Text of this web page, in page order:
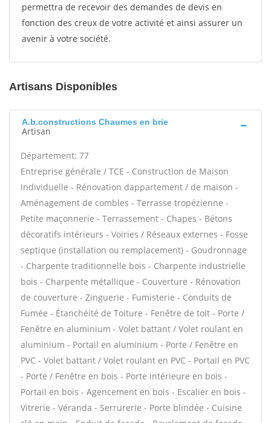
permettra de recevoir des demandes de devis en
fonction des creux de votre activité et ainsi assurer un
avenir à votre société.
Artisans Disponibles
A.b.constructions Chaumes en brie
Artisan
Département: 77
Entreprise générale / TCE - Construction de Maison
Individuelle - Rénovation dappartement / de maison -
Aménagement de combles - Terrasse tropézienne -
Petite maçonnerie - Terrassement - Chapes - Bétons
décoratifs intérieurs - Voiries / Réseaux externes - Fosse
septique (installation ou remplacement) - Goudronnage
- Charpente traditionnelle bois - Charpente industrielle
bois - Charpente métallique - Couverture - Rénovation
de couverture - Zinguerie - Fumisterie - Conduits de
Fumée - Étanchéité de Toiture - Fenêtre de toit - Porte /
Fenêtre en aluminium - Volet battant / Volet roulant en
aluminium - Portail en aluminium - Porte / Fenêtre en
PVC - Volet battant / Volet roulant en PVC - Portail en PVC
- Porte / Fenêtre en bois - Porte intérieure en bois -
Portail en bois - Agencement en bois - Escalier en bois -
Vitrerie - Véranda - Serrurerie - Porte blindée - Cuisine